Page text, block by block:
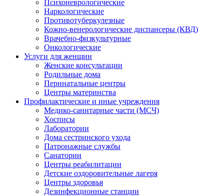
Психоневрологические
Наркологические
Противотуберкулезные
Кожно-венерологические диспансеры (КВД)
Врачебно-физкультурные
Онкологические
Услуги для женщин
Женские консультации
Родильные дома
Перинатальные центры
Центры материнства
Профилактические и иные учреждения
Медико-санитарные части (МСЧ)
Хосписы
Лаборатории
Дома сестринского ухода
Патронажные службы
Санатории
Центры реабилитации
Детские оздоровительные лагеря
Центры здоровья
Дезинфекционные станции